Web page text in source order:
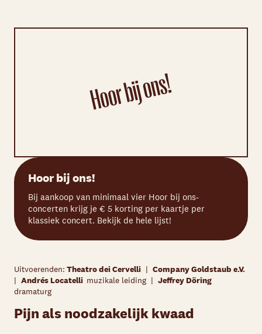
Hoor bij ons!
Bij aankoop van minimaal vier Hoor bij ons-
concerten krijg je € 5 korting per kaartje per
klassiek concert. Bekijk de hele lijst!
Uitvoerenden: Theatro dei Cervelli | Company Goldstaub e.V.
| Andrés Locatelli muzikale leiding | Jeffrey Döring
dramaturg
Pijn als noodzakelijk kwaad